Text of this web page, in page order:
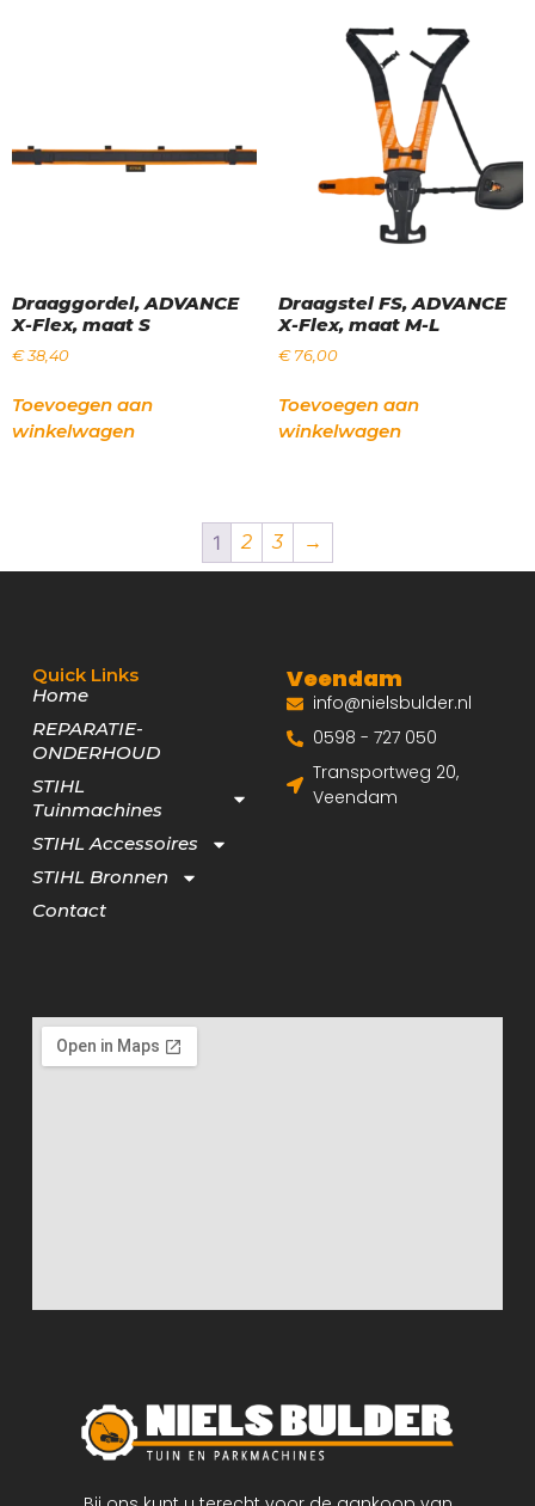
Draaggordel, ADVANCE
X-Flex, maat S
€38,40
Toevoegen aan
winkelwagen
Draagstel FS, ADVANCE
X-Flex, maat M-L
€76,00
Toevoegen aan
winkelwagen
1 2 3 →
Quick Links
Home
REPARATIE-
ONDERHOUD
STIHL
Tuinmachines
STIHL Accessoires
STIHL Bronnen
Contact
Veendam
info@nielsbulder.nl
0598 - 727 050
Transportweg 20,
Veendam